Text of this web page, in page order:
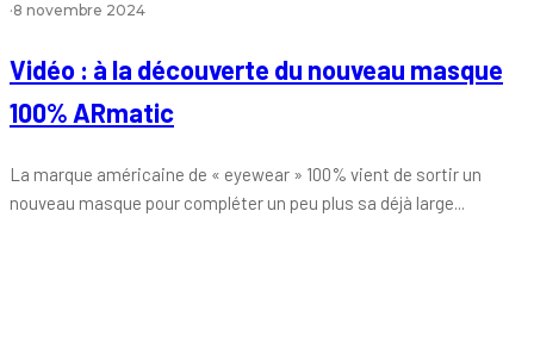
·8 novembre 2024
Vidéo : à la découverte du nouveau masque
100% ARmatic
La marque américaine de « eyewear » 100% vient de sortir un
nouveau masque pour compléter un peu plus sa déjà large...